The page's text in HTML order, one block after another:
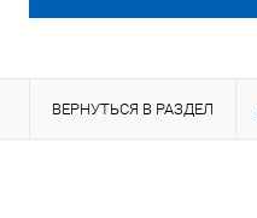
ВЕРНУТЬСЯ В РАЗДЕЛ